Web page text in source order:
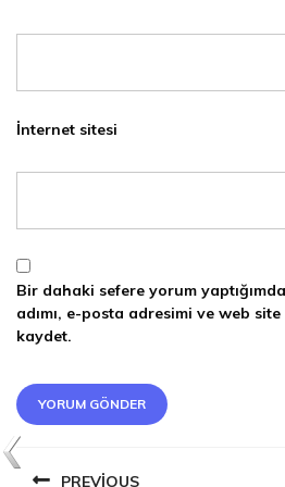
İnternet sitesi
Bir dahaki sefere yorum
adımı, e-posta adresimi ve web
kaydet.
YAZI
PREVIOUS